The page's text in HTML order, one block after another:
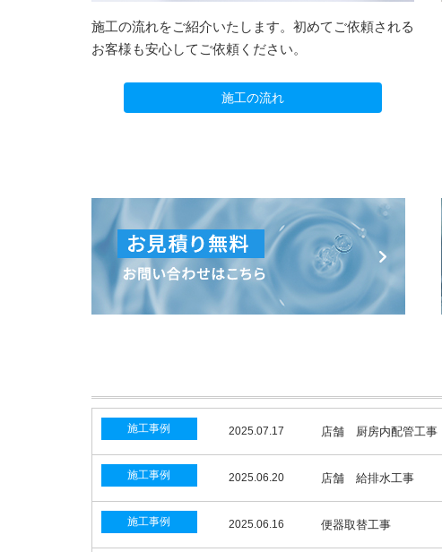
施工の流れをご紹介いたします。初めてご依頼される
お客様も安心してご依頼ください。
施工の流れ
施工事例 2025.07.17 店舗 厨房内配管工事
施工事例 2025.06.20 店舗 給排水工事
施工事例 2025.06.16 便器取替工事